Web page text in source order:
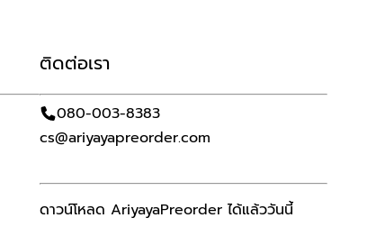
ติดต่อเรา
080-003-8383
cs@ariyayapreorder.com
ดาวน์โหลด AriyayaPreorder ได้แล้ววันนี้